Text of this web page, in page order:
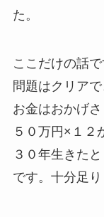
た。
ここだけの話
問題はクリア
お金はおかげ
５０万円×１２
３０年生きた
です。十分足り